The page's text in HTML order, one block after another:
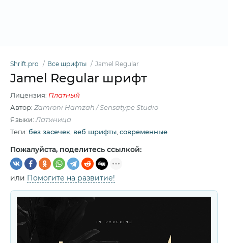
Shrift.pro Все шрифты Jamel Regular
Jamel Regular шрифт
Лицензия: Платный
Автор: Zamroni Hamzah / Sensatype Studio
Языки: Латиница
Теги: без засечек веб шрифты современные
Пожалуйста, поделитесь ссылкой:
или Помогите на развитие!